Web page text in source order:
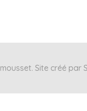
Site créé par